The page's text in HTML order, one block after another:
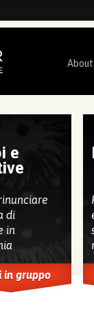
About
e
di
in
in gruppo